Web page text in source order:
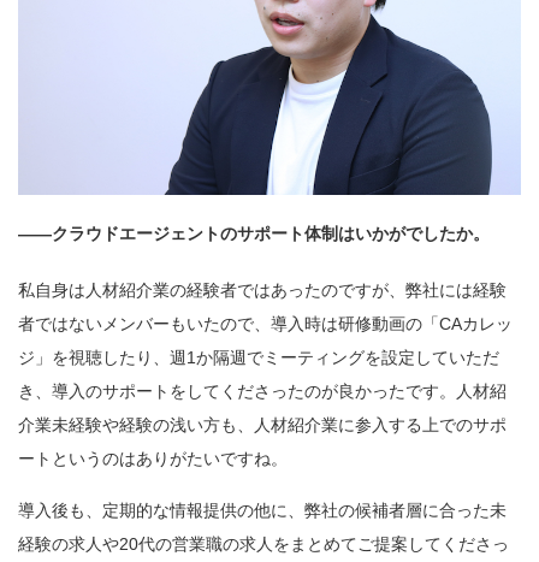
——クラウドエージェントのサポート体制はいかがでしたか。
私自身は人材紹介業の経験者ではあったのですが、弊社には経験
者ではないメンバーもいたので、導入時は研修動画の「CAカレッ
ジ」を視聴したり、週1か隔週でミーティングを設定していただ
き、導入のサポートをしてくださったのが良かったです。人材紹
介業未経験や経験の浅い方も、人材紹介業に参入する上でのサポ
ートというのはありがたいですね。
導入後も、定期的な情報提供の他に、弊社の候補者層に合った未
経験の求人や20代の営業職の求人をまとめてご提案してくださっ